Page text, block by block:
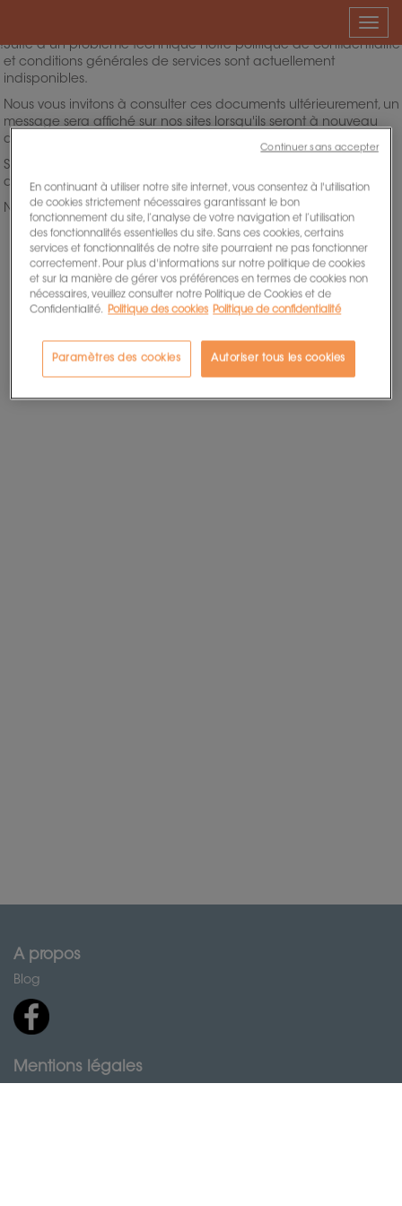
!Suite à un problème technique notre politique de confidentialité
et conditions générales de services sont actuellement
indisponibles.
Nous vous invitons à consulter ces documents ultérieurement, un
message sera affiché sur nos sites lorsqu'ils seront à nouveau
disponibles.
Si vous souhaitez plus d'informations nous vous invitons à aller
dans votre rubrique "nous contacter".
Nous vous remercions de votre compréhension.
A propos
Blog
Mentions légales
En continuant à utiliser notre site internet, vous consentez à l'utilisation
de cookies strictement nécessaires garantissant le bon
fonctionnement du site, l’analyse de votre navigation et l’utilisation
des fonctionnalités essentielles du site. Sans ces cookies, certains
services et fonctionnalités de notre site pourraient ne pas fonctionner
correctement. Pour plus d'informations sur notre politique de cookies
et sur la manière de gérer vos préférences en termes de cookies non
nécessaires, veuillez consulter notre Politique de Cookies et de
Confidentialité.
Politique des cookies Politique de confidentialité
Autoriser tous les cookies
Paramètres des cookies
Continuer sans accepter